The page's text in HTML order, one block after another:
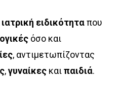
ιατρική ειδικότηταπου
όσο και
, αντιμετωπίζοντας
,γυναίκεςκαιπαιδιά.